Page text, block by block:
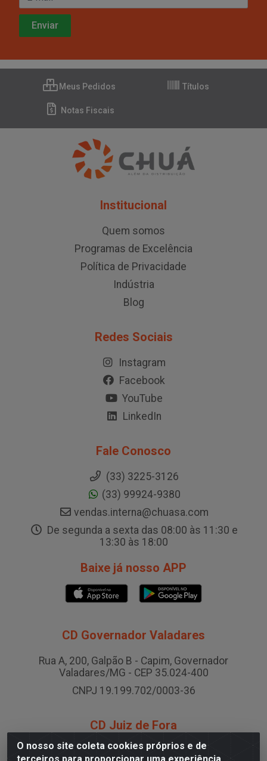
O nosso site coleta cookies próprios e de
Meus Pedidos Títulos
Notas Fiscais
Institucional
Quem somos
Programas de Excelência
Política de Privacidade
Indústria
Blog
Redes Sociais
Instagram
Facebook
YouTube
LinkedIn
Fale Conosco
(33) 3225-3126
(33) 99924-9380
vendas.interna@chuasa.com
De segunda a sexta das 08:00 às 11:30 e
13:30 às 18:00
Baixe já nosso APP
CD Governador Valadares
Rua A, 200, Galpão B - Capim, Governador
Valadares/MG - CEP 35.024-400
CNPJ 19.199.702/0003-36
CD Juiz de Fora
Rodovia BR-040 , Nº 0, Área B2 Condominio Brasil